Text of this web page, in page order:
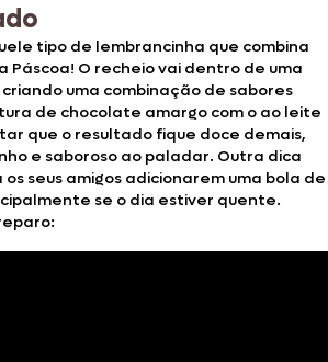
tipo de lembrancinha que combina
O recheio vai dentro de uma
uma combinação de sabores
de chocolate amargo com o ao leite
que o resultado fique doce demais,
e saboroso ao paladar. Outra dica
seus amigos adicionarem uma bola de
se o dia estiver quente.